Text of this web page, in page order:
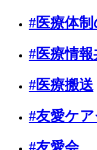
#医療体
#医療情
#医療搬送
#友愛ケ
#友愛会